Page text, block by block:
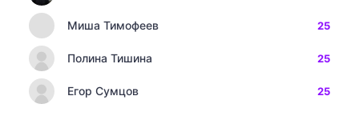
Миша Тимофеев 25
Полина Тишина 25
Егор Сумцов 25